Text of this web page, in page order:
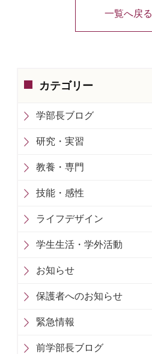
一覧へ戻る
カテゴリー
学部長ブログ
研究・実習
教養・専門
技能・感性
ライフデザイン
学生生活・学外活動
お知らせ
保護者へのお知らせ
緊急情報
前学部長ブログ